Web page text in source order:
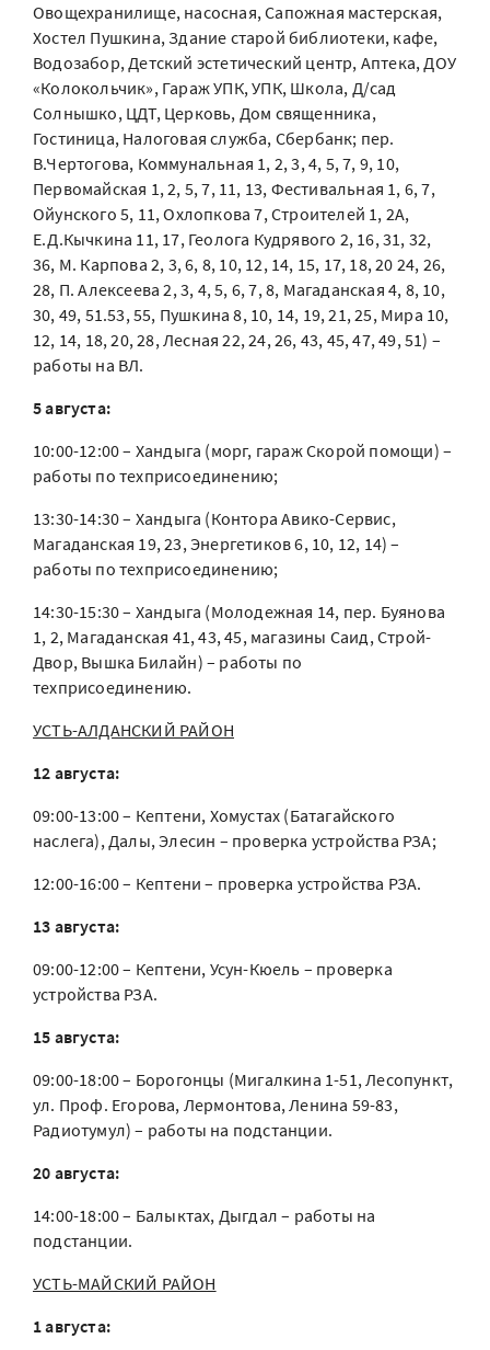
Овощехранилище, насосная, Сапожная мастерская,
Хостел Пушкина, Здание старой библиотеки, кафе,
Водозабор, Детский эстетический центр, Аптека, ДОУ
«Колокольчик», Гараж УПК, УПК, Школа, Д/сад
Солнышко, ЦДТ, Церковь, Дом священника,
Гостиница, Налоговая служба, Сбербанк; пер.
В.Чертогова, Коммунальная 1, 2, 3, 4, 5, 7, 9, 10,
Первомайская 1, 2, 5, 7, 11, 13, Фестивальная 1, 6, 7,
Ойунского 5, 11, Охлопкова 7, Строителей 1, 2А,
Е.Д.Кычкина 11, 17, Геолога Кудрявого 2, 16, 31, 32,
36, М. Карпова 2, 3, 6, 8, 10, 12, 14, 15, 17, 18, 20 24, 26,
28, П. Алексеева 2, 3, 4, 5, 6, 7, 8, Магаданская 4, 8, 10,
30, 49, 51.53, 55, Пушкина 8, 10, 14, 19, 21, 25, Мира 10,
12, 14, 18, 20, 28, Лесная 22, 24, 26, 43, 45, 47, 49, 51) –
работы на ВЛ.
5 августа:
10:00-12:00 – Хандыга (морг, гараж Скорой помощи) –
работы по техприсоединению;
13:30-14:30 – Хандыга (Контора Авико-Сервис,
Магаданская 19, 23, Энергетиков 6, 10, 12, 14) –
работы по техприсоединению;
14:30-15:30 – Хандыга (Молодежная 14, пер. Буянова
1, 2, Магаданская 41, 43, 45, магазины Саид, Строй-
Двор, Вышка Билайн) – работы по
техприсоединению.
УСТЬ-АЛДАНСКИЙ РАЙОН
12 августа:
09:00-13:00 – Кептени, Хомустах (Батагайского
наслега), Далы, Элесин – проверка устройства РЗА;
12:00-16:00 – Кептени – проверка устройства РЗА.
13 августа:
09:00-12:00 – Кептени, Усун-Кюель – проверка
устройства РЗА.
15 августа:
09:00-18:00 – Борогонцы (Мигалкина 1-51, Лесопункт,
ул. Проф. Егорова, Лермонтова, Ленина 59-83,
Радиотумул) – работы на подстанции.
20 августа:
14:00-18:00 – Балыктах, Дыгдал – работы на
подстанции.
УСТЬ-МАЙСКИЙ РАЙОН
1 августа: